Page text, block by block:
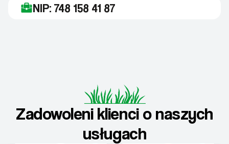
NIP: 748 158 41 87
Zadowoleni klienci o naszych
usługach